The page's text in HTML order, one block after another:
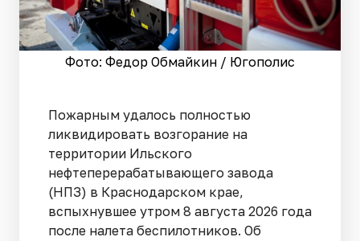
Фото: Федор Обмайкин / Югополис
Пожарным удалось полностью
ликвидировать возгорание на
территории Ильского
нефтеперерабатывающего завода
(НПЗ) в Краснодарском крае,
вспыхнувшее утром 8 августа 2026 года
после налета беспилотников. Об